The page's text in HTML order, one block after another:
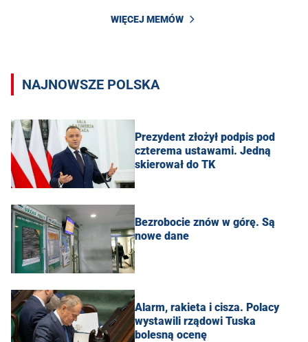
WIĘCEJ MEMÓW
NAJNOWSZE POLSKA
Prezydent złożył podpis pod
czterema ustawami. Jedną
skierował do TK
Bezrobocie znów w górę. Są
nowe dane
Alarm, rakieta i cisza. Polacy
wystawili rządowi Tuska
bolesną ocenę